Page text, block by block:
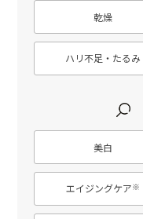
乾燥
ハリ不足・たるみ
美白
エイジングケア※